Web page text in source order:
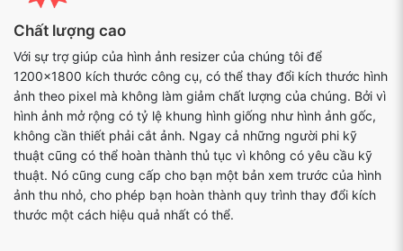
Chất lượng cao
Với sự trợ giúp của hình ảnh resizer của chúng tôi để
1200x1800 kích thước công cụ, có thể thay đổi kích thước hình
ảnh theo pixel mà không làm giảm chất lượng của chúng. Bởi vì
hình ảnh mở rộng có tỷ lệ khung hình giống như hình ảnh gốc,
không cần thiết phải cắt ảnh. Ngay cả những người phi kỹ
thuật cũng có thể hoàn thành thủ tục vì không có yêu cầu kỹ
thuật. Nó cũng cung cấp cho bạn một bản xem trước của hình
ảnh thu nhỏ, cho phép bạn hoàn thành quy trình thay đổi kích
thước một cách hiệu quả nhất có thể.